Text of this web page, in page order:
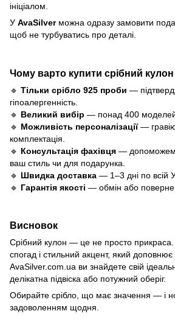
ініціалом.
У AvaSilverможна одразу замовити
щоб не турбуватись про деталі.
Чому варто купити срібний
🔹 Тільки срібло 925 проби —
гіпоалергенність.
🔹 Великий вибір — понад 400 моделей
🔹 Можливість персоналізації—
комплектація.
🔹 Консультація фахівця — допоможемо
ваш стиль чи для подарунка.
🔹 Швидка доставка — 1–3 дні по всій
🔹 Гарантія якості — обмін або
Висновок
Срібний кулон — це не просто
спогад і стильний акцент, який
AvaSilver.com.ua ви знайдете свій
делікатна підвіска або потужний оберіг.
Обирайте срібло, що має значення — і
задоволенням щодня.